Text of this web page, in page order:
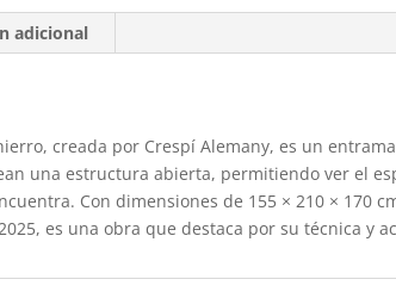
adicional
creada por Crespí Alemany, es un
una estructura abierta, permitiendo ver el
Con dimensiones de 155 × 210 × 170
es una obra que destaca por su técnica y